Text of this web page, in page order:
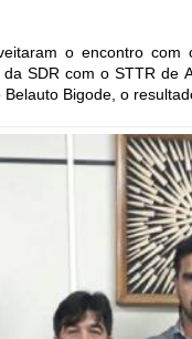
o encontro
SDR com o STTR
Bigode, o